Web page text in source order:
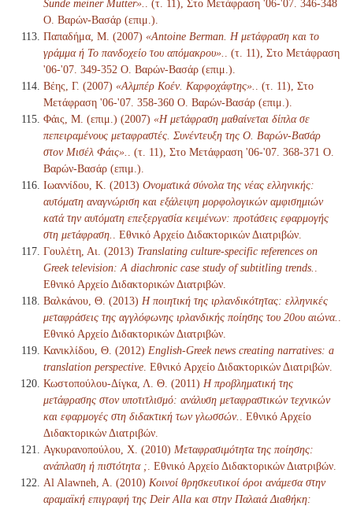
Sünde meiner Mutter».
. (τ. 11), Στο Μετάφραση '06-'07. 346-348
Ο. Βαρών-Βασάρ (επιμ.).
Παπαδήμα, Μ. (2007) «Antoine Berman. Η μετάφραση και το
γράμμα ή Το πανδοχείο του απόμακρου».
. (τ. 11), Στο Μετάφραση
'06-'07. 349-352 Ο. Βαρών-Βασάρ (επιμ.).
Βέης, Γ. (2007) «Αλμπέρ Κοέν. Καρφοχάφτης».
. (τ. 11), Στο
Μετάφραση '06-'07. 358-360 Ο. Βαρών-Βασάρ (επιμ.).
Φάις, Μ. (επιμ.) (2007) «Η μετάφραση μαθαίνεται δίπλα σε
πεπειραμένους μεταφραστές. Συνέντευξη της Ο. Βαρών-Βασάρ
στον Μισέλ Φάις».
. (τ. 11), Στο Μετάφραση '06-'07. 368-371 Ο.
Βαρών-Βασάρ (επιμ.).
Ιωαννίδου, Κ. (2013) Ονοματικά σύνολα της νέας ελληνικής:
αυτόματη αναγνώριση και εξάλειψη μορφολογικών αμφισημιών
κατά την αυτόματη επεξεργασία κειμένων: προτάσεις εφαρμογής
στη μετάφραση.
. Εθνικό Αρχείο Διδακτορικών Διατριβών.
Γουλέτη, Αι. (2013) Translating culture-specific references on
Greek television: A diachronic case study of subtitling trends.
Εθνικό Αρχείο Διδακτορικών Διατριβών.
Βαλκάνου, Θ. (2013) Η ποιητική της ιρλανδικότητας: ελληνικές
μεταφράσεις της αγγλόφωνης ιρλανδικής ποίησης του 20ου αιώνα.
Εθνικό Αρχείο Διδακτορικών Διατριβών.
Κανικλίδου, Θ. (2012) English-Greek news creating narratives: a
translation perspective . Εθνικό Αρχείο Διδακτορικών Διατριβών.
Κωστοπούλου-Δίγκα, Λ. Θ. (2011) Η προβληματική της
μετάφρασης στον υποτιτλισμό: ανάλυση μεταφραστικών τεχνικών
και εφαρμογές στη διδακτική των γλωσσών.
. Εθνικό Αρχείο
Διδακτορικών Διατριβών.
Αγκυρανοπούλου, Χ. (2010) Μεταφρασιμότητα της ποίησης:
ανάπλαση ή πιστότητα ; . Εθνικό Αρχείο Διδακτορικών Διατριβών.
Al Alawneh, A. (2010) Κοινοί θρησκευτικοί όροι ανάμεσα στην
αραμαϊκή επιγραφή της Deir Alla και στην Παλαιά Διαθήκη: